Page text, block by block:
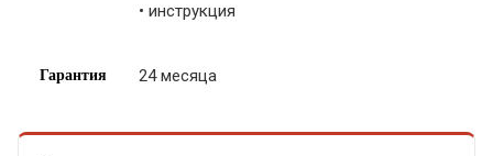
• инструкция
Гарантия 24 месяца